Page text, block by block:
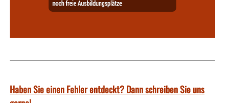
Haben Sie einen Fehler entdeckt? Dann schreiben Sie uns